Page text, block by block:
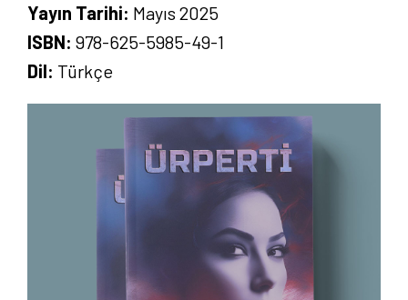
Yayın Tarihi: Mayıs 2025
ISBN: 978-625-5985-49-1
Dil: Türkçe